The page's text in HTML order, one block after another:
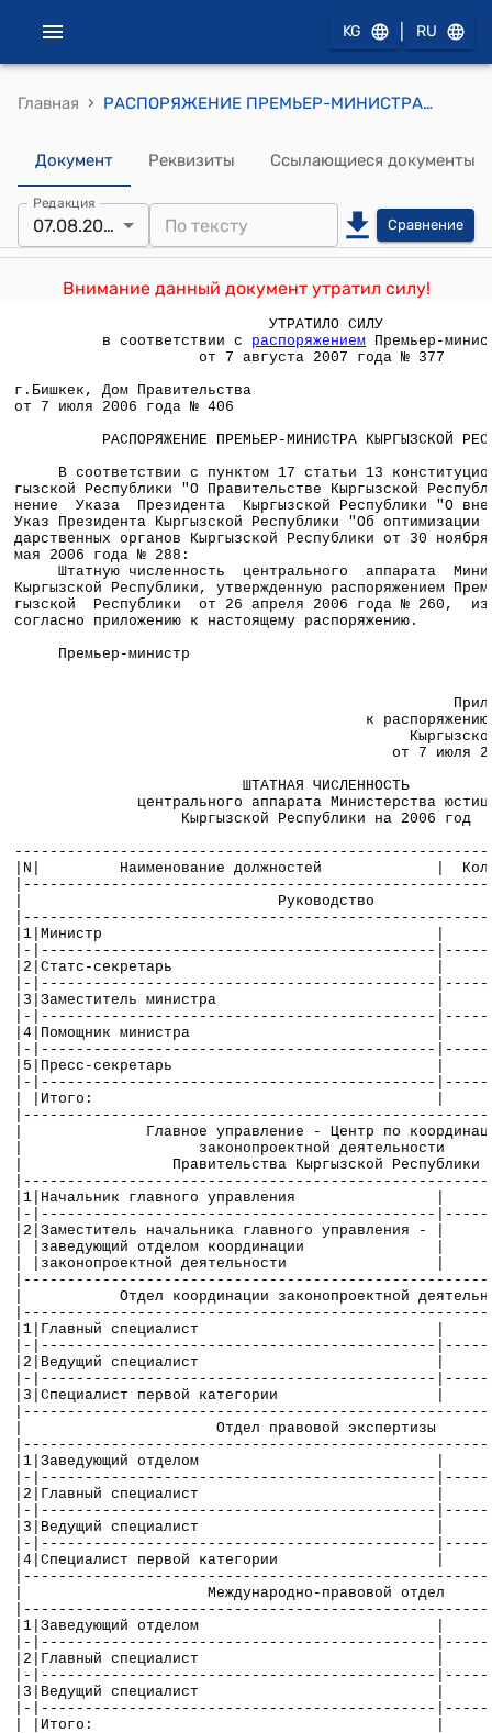
KG RU
Главная › РАСПОРЯЖЕНИЕ ПРЕМЬЕР-МИНИСТРА КР от 7 июля 2006 года № 406 (О внесении изменений в распоряжение Премьер-министра Кыргызской Республики от 26 апреля 2006 года № 260)
Документ Реквизиты Ссылающиеся документы
Редакция
07.08.2007 Сравнение
Внимание данный документ утратил силу!